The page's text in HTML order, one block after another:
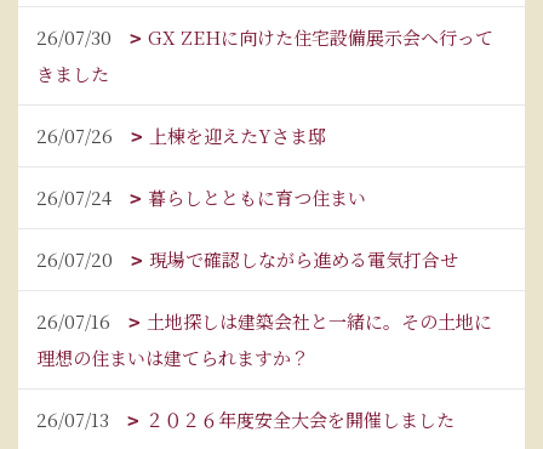
26/07/30
GX ZEHに向けた住宅設備展示会へ行って
きました
26/07/26 上棟を迎えたYさま邸
26/07/24 暮らしとともに育つ住まい
26/07/20 現場で確認しながら進める電気打合せ
26/07/16
土地探しは建築会社と一緒に。その土地に
理想の住まいは建てられますか？
26/07/13 ２０２６年度安全大会を開催しました